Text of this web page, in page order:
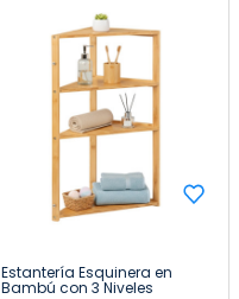
Estantería Esquinera en
Bambú con 3 Niveles